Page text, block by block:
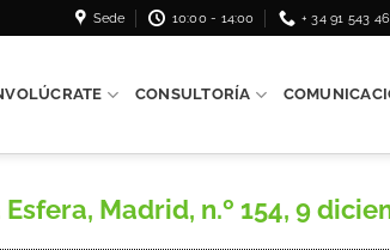
Sede 10:00 - 14:00 + 34 91 543
CONSULTORÍA
Madrid, n.º 154, 9